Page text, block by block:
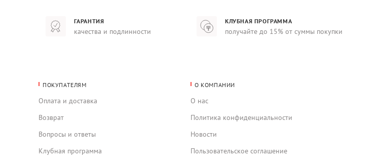
ГАРАНТИЯ
качества и подлинности
КЛУБНАЯ ПРОГРАММА
получайте до 15% от суммы покупки
ПОКУПАТЕЛЯМ
Оплата и доставка
Возврат
Вопросы и ответы
Клубная программа
О КОМПАНИИ
О нас
Политика конфиденциальности
Новости
Пользовательское соглашение